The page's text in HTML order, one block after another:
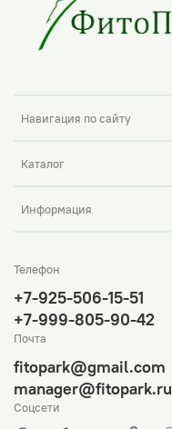
Навигация по сайту
Каталог
Информация
Телефон
+7-925-506-15-51
+7-999-805-90-42
Почта
fitopark@gmail.com
manager@fitopark.ru
Соцсети